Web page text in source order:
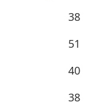
38
51
40
38